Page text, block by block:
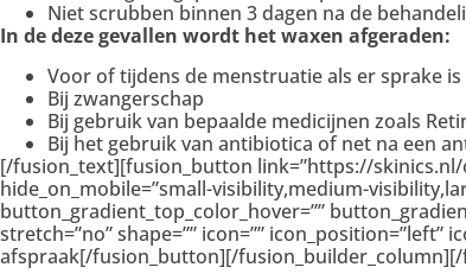
Niet scrubben binnen 3 dagen na de
In de deze gevallen wordt het waxen afgeraden:
Voor of tijdens de menstruatie als er sprake
Bij zwangerschap
Bij gebruik van bepaalde medicijnen zoals
Bij het gebruik van antibiotica of net na een
[/fusion_text][fusion_button link=”https://skinics.nl/
hide_on_mobile=”small-visibility,medium-
button_gradient_top_color_hover=””
stretch=”no” shape=”” icon=””
afspraak[/fusion_button][/